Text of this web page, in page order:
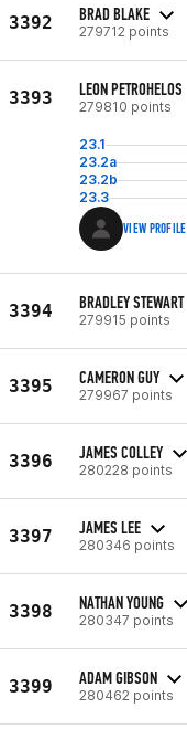
3392 BRAD BLAKE
279712 points
3393 LEON PETROHELOS
279810 points
23.1
23.2a
23.2b
23.3
VIEW PROFILE
3394 BRADLEY STEWART
279915 points
3395 CAMERON GUY
279967 points
3396 JAMES COLLEY
280228 points
3397 JAMES LEE
280346 points
3398 NATHAN YOUNG
280347 points
3399 ADAM GIBSON
280462 points